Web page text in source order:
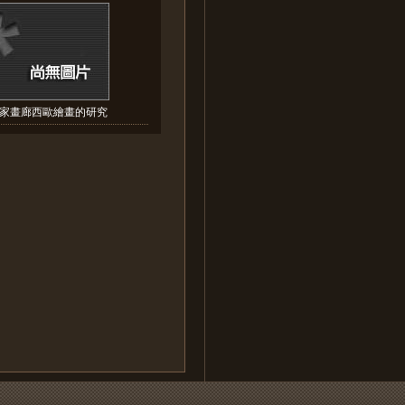
畫廊西歐繪畫的研究